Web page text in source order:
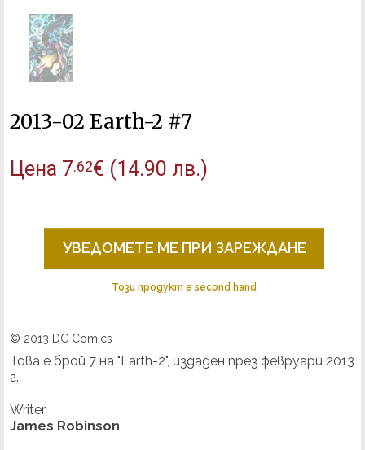
2013-02 Earth-2 #7
Цена 7.62€ (14.90 лв.)
УВЕДОМЕТЕ МЕ ПРИ ЗАРЕЖДАНЕ
Този продукт е second hand
© 2013 DC Comics
Това е брой 7 на "Earth-2", издаден през февруари 2013
г.
Writer
James Robinson